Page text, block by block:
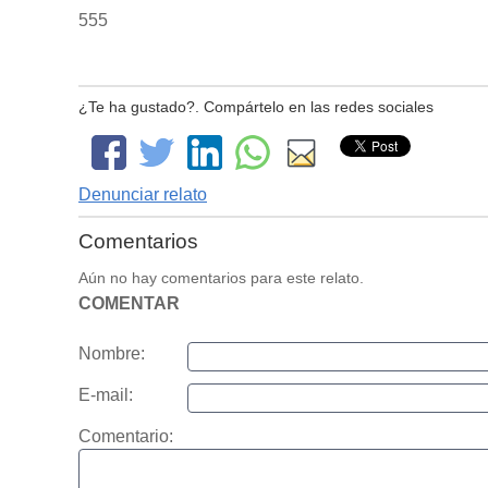
555
¿Te ha gustado?. Compártelo en las redes sociales
Denunciar relato
Comentarios
Aún no hay comentarios para este relato.
COMENTAR
Nombre:
E-mail:
Comentario: